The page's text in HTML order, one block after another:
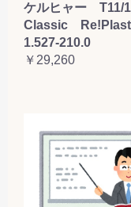
ケルヒャー T11/
Classic
1.527-210.0
￥29,260